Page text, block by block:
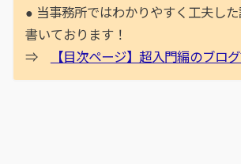
● 当事務所ではわかりやすく工夫し
書いております！
⇒
【目次ページ】超入門編のブロ